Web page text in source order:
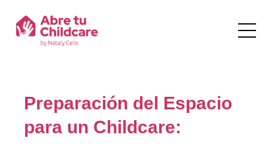
Preparación del Espacio
para un Childcare: